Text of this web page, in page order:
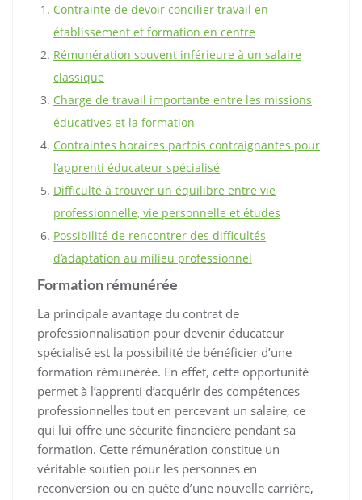
Contrainte de devoir concilier travail en
établissement et formation en centre
Rémunération souvent inférieure à un salaire
classique
Charge de travail importante entre les missions
éducatives et la formation
Contraintes horaires parfois contraignantes pour
l’apprenti éducateur spécialisé
Difficulté à trouver un équilibre entre vie
professionnelle, vie personnelle et études
Possibilité de rencontrer des difficultés
d’adaptation au milieu professionnel
Formation rémunérée
La principale avantage du contrat de
professionnalisation pour devenir éducateur
spécialisé est la possibilité de bénéficier d’une
formation rémunérée. En effet, cette opportunité
permet à l’apprenti d’acquérir des compétences
professionnelles tout en percevant un salaire, ce
qui lui offre une sécurité financière pendant sa
formation. Cette rémunération constitue un
véritable soutien pour les personnes en
reconversion ou en quête d’une nouvelle carrière,